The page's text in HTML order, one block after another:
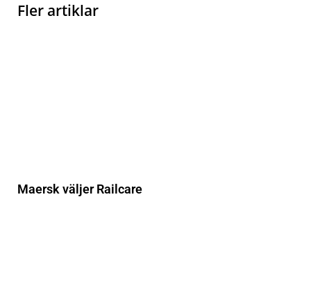
Fler artiklar
Maersk väljer Railcare